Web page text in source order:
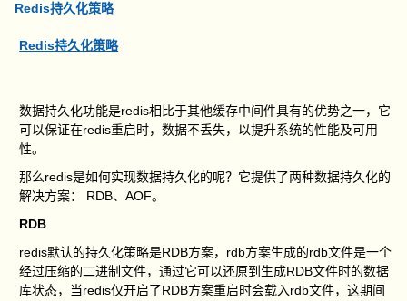
Redis持久化策略
Redis持久化策略
数据持久化功能是redis相比于其他缓存中间件具有的优势之一，它
可以保证在redis重启时，数据不丢失，以提升系统的性能及可用
性。
那么redis是如何实现数据持久化的呢？它提供了两种数据持久化的
解决方案： RDB、AOF。
RDB
redis默认的持久化策略是RDB方案，rdb方案生成的rdb文件是一个
经过压缩的二进制文件，通过它可以还原到生成RDB文件时的数据
库状态，当redis仅开启了RDB方案重启时会载入rdb文件，这期间